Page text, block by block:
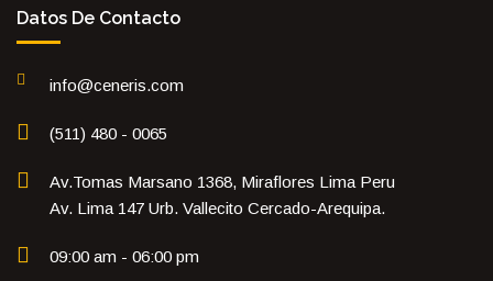
Datos De Contacto
info@ceneris.com
(511) 480 - 0065
Av.Tomas Marsano 1368, Miraflores Lima Peru
Av. Lima 147 Urb. Vallecito Cercado-Arequipa.
09:00 am - 06:00 pm